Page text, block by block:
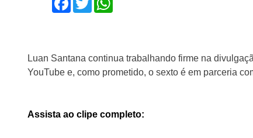
Luan Santana continua trabalhando firme na
YouTube e, como prometido, o sexto é em parceria
Assista ao clipe completo: